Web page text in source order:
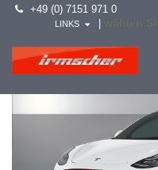
+49 (0) 7151 971 0
LINKS